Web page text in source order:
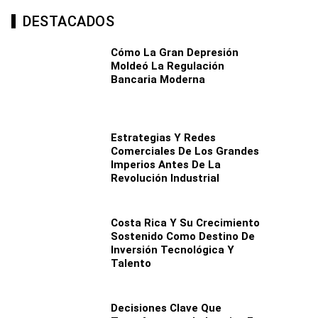
DESTACADOS
Cómo La Gran Depresión
Moldeó La Regulación
Bancaria Moderna
Estrategias Y Redes
Comerciales De Los Grandes
Imperios Antes De La
Revolución Industrial
Costa Rica Y Su Crecimiento
Sostenido Como Destino De
Inversión Tecnológica Y
Talento
Decisiones Clave Que